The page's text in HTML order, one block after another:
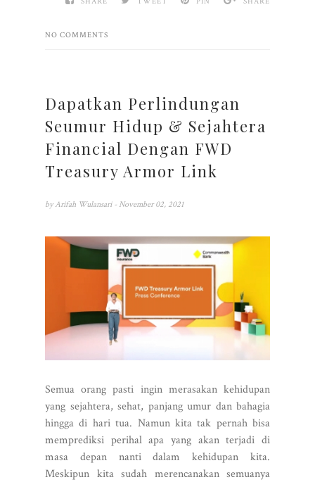
NO COMMENTS
Dapatkan Perlindungan
Seumur Hidup & Sejahtera
Financial Dengan FWD
Treasury Armor Link
by Arifah Wulansari - November 02, 2021
Semua orang pasti ingin merasakan kehidupan
yang sejahtera, sehat, panjang umur dan bahagia
hingga di hari tua. Namun kita tak pernah bisa
memprediksi perihal apa yang akan terjadi di
masa depan nanti dalam kehidupan kita.
Meskipun kita sudah merencanakan semuanya